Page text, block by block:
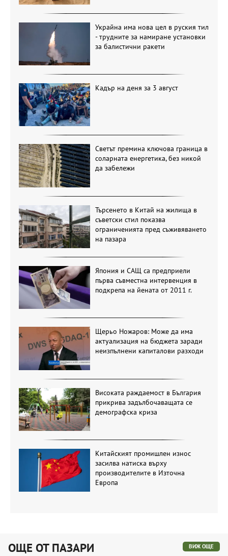
Украйна има нова цел в руския тил
- трудните за намиране установки
за балистични ракети
Кадър на деня за 3 август
Светът премина ключова граница в
соларната енергетика, без никой
да забележи
Търсенето в Китай на жилища в
съветски стил показва
ограниченията пред съживяването
на пазара
Япония и САЩ са предприели
първа съвместна интервенция в
подкрепа на йената от 2011 г.
Щерьо Ножаров: Може да има
актуализация на бюджета заради
неизпълнени капиталови разходи
Високата раждаемост в България
прикрива задълбочаващата се
демографска криза
Китайският промишлен износ
засилва натиска върху
производителите в Източна
Европа
ОЩЕ ОТ ПАЗАРИ ВИЖ ОЩЕ